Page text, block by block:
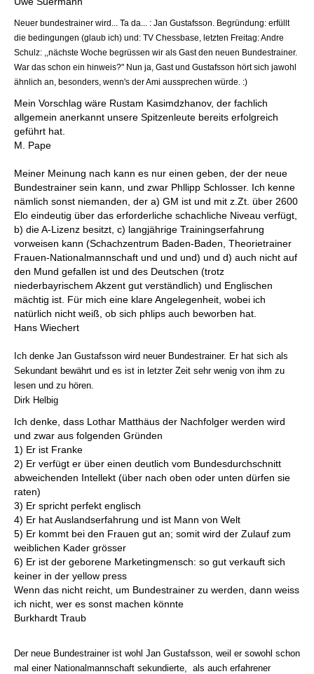
Neuer bundestrainer wird... Ta da... : Jan Gustafsson. Begründung: erfüllt
die bedingungen (glaub ich) und: TV Chessbase, letzten Freitag: Andre
Schulz: ,,nächste Woche begrüssen wir als Gast den neuen Bundestrainer.
War das schon ein hinweis?" Nun ja, Gast und Gustafsson hört sich jawohl
ähnlich an, besonders, wenn's der Ami aussprechen würde. :)
Mein Vorschlag wäre Rustam Kasimdzhanov, der fachlich
allgemein anerkannt unsere Spitzenleute bereits erfolgreich
geführt hat.
M. Pape
Meiner Meinung nach kann es nur einen geben, der der neue
Bundestrainer sein kann, und zwar Phllipp Schlosser. Ich kenne
nämlich sonst niemanden, der a) GM ist und mit z.Zt. über 2600
Elo eindeutig über das erforderliche schachliche Niveau verfügt,
b) die A-Lizenz besitzt, c) langjährige Trainingserfahrung
vorweisen kann (Schachzentrum Baden-Baden, Theorietrainer
Frauen-Nationalmannschaft und und und) und d) auch nicht auf
den Mund gefallen ist und des Deutschen (trotz
niederbayrischem Akzent gut verständlich) und Englischen
mächtig ist. Für mich eine klare Angelegenheit, wobei ich
natürlich nicht weiß, ob sich phlips auch beworben hat.
Hans Wiechert
Ich denke Jan Gustafsson wird neuer Bundestrainer. Er hat sich als
Sekundant bewährt und es ist in letzter Zeit sehr wenig von ihm zu
lesen und zu hören.
Dirk Helbig
Ich denke, dass Lothar Matthäus der Nachfolger werden wird
und zwar aus folgenden Gründen
1) Er ist Franke
2) Er verfügt er über einen deutlich vom Bundesdurchschnitt
abweichenden Intellekt (über nach oben oder unten dürfen sie
raten)
3) Er spricht perfekt englisch
4) Er hat Auslandserfahrung und ist Mann von Welt
5) Er kommt bei den Frauen gut an; somit wird der Zulauf zum
weiblichen Kader grösser
6) Er ist der geborene Marketingmensch: so gut verkauft sich
keiner in der yellow press
Wenn das nicht reicht, um Bundestrainer zu werden, dann weiss
ich nicht, wer es sonst machen könnte
Burkhardt Traub
Der neue Bundestrainer ist wohl Jan Gustafsson, weil er sowohl schon
mal einer Nationalmannschaft sekundierte, als auch erfahrener